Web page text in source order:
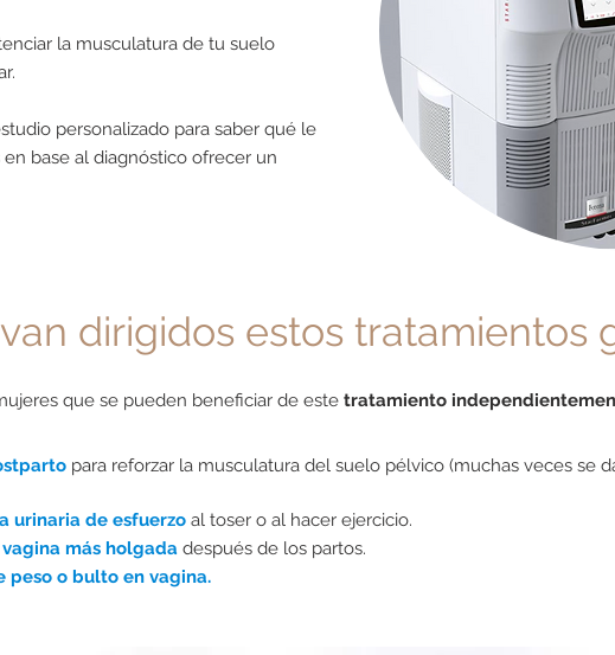
la musculatura de tu suelo
personalizado para saber qué le
base al diagnóstico ofrecer un
dirigidos estos tratamientos
que se pueden beneficiar de este tratamiento
para reforzar la musculatura del suelo pélvico (muchas veces se
urinaria de esfuerzo al toser o al hacer ejercicio.
vagina más holgada después de los partos.
peso o bulto en vagina.